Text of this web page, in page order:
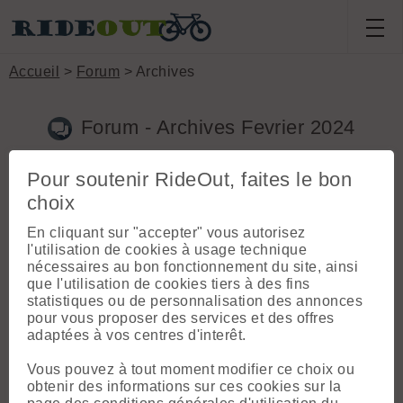
Accueil > Forum > Archives
Forum - Archives Fevrier 2024
Toutes les archives du Forum triées par rubrique et par
mois.
Itinéraires
Cols et routes.
Itinéraires secteur Matheysine/Oisans
Le site
Nouveautés carto
Calcul du dénivelé
Pour soutenir RideOut, faites le bon
choix
En cliquant sur "accepter" vous autorisez
l'utilisation de cookies à usage technique
nécessaires au bon fonctionnement du site, ainsi
que l'utilisation de cookies tiers à des fins
statistiques ou de personnalisation des annonces
pour vous proposer des services et des offres
adaptées à vos centres d'interêt.
Vous pouvez à tout moment modifier ce choix ou
obtenir des informations sur ces cookies sur la